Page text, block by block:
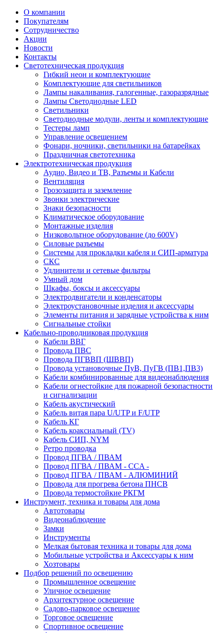
О компании
Покупателям
Сотрудничество
Акции
Новости
Контакты
Светотехническая продукция
Гибкий неон и комплектующие
Комплектующие для светильников
Лампы накаливания, галогенные, газоразрядные
Лампы Светодиодные LED
Светильники
Светодиодные модули, ленты и комплектующие
Тестеры ламп
Управление освещением
Фонари, ночники, светильники на батарейках
Праздничная светотехника
Электротехническая продукция
Аудио, Видео и ТВ, Разъемы и Кабели
Вентиляция
Грозозащита и заземление
Звонки электрические
Знаки безопасности
Климатическое оборудование
Монтажные изделия
Низковольтное оборудование (до 600V)
Силовые разъемы
Системы для прокладки кабеля и СИП-арматура
СКС
Удлинители и сетевые фильтры
Умный дом
Шкафы, боксы и аксессуары
Электродвигатели и конденсаторы
Электроустановочные изделия и аксессуары
Элементы питания и зарядные устройства к ним
Сигнальные стойки
Кабельно-проводниковая продукция
Кабели ВВГ
Провода ПВС
Провода ПГВВП (ШВВП)
Провода установочные ПуВ, ПуГВ (ПВ1,ПВ3)
Кабели комбинированные для видеонаблюдения
Кабели огнестойкие для пожарной безопастности
и сигнализации
Кабель акустический
Кабель витая пара U/UTP и F/UTP
Кабель КГ
Кабель коаксиальный (TV)
Кабель СИП, NYM
Ретро проводка
Провод ПГВА / ПВАМ
Провод ПГВА / ПВАМ - CCA -
Провод ПГВА / ПВАМ - АЛЮМИНИЙ
Провода для прогрева бетона ПНСВ
Провода термостойкие РКГМ
Инструмент, техника и товары для дома
Автотовары
Видеонаблюдение
Замки
Инструменты
Мелкая бытовая техника и товары для дома
Мобильные устройства и Аксессуары к ним
Хозтовары
Подбор решений по освещению
Промышленное освещение
Уличное освещение
Архитектурное освещение
Садово-парковое освещение
Торговое освещение
Спортивное освещение